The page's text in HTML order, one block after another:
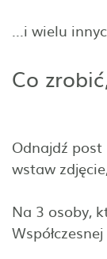
...i wielu
Co
Odnajdź
wstaw
Na 3 osoby,